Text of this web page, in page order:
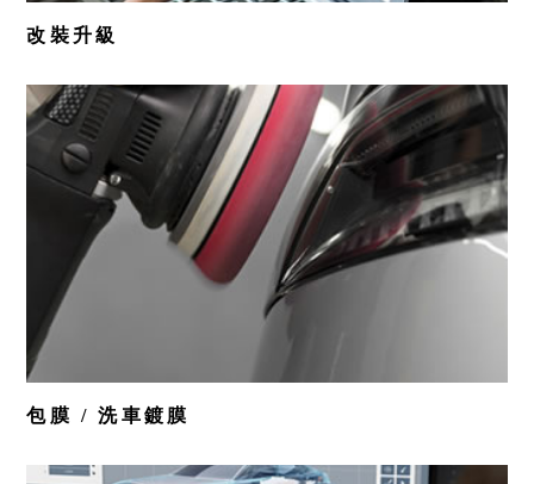
改裝升級
包膜 / 洗車鍍膜